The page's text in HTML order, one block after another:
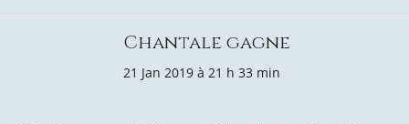
Chantale gagne
21 Jan 2019 à 21 h 33 min